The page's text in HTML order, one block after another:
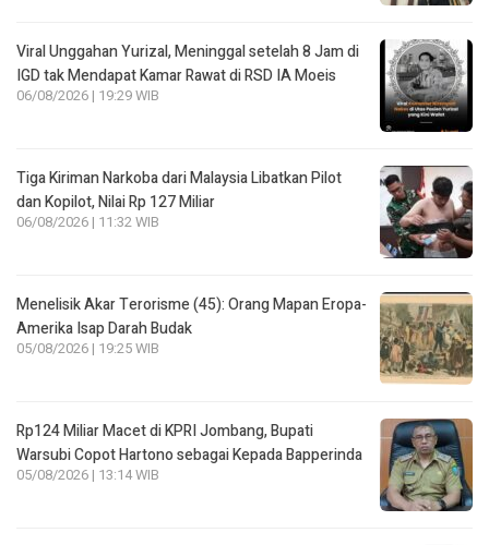
Viral Unggahan Yurizal, Meninggal setelah 8 Jam di
IGD tak Mendapat Kamar Rawat di RSD IA Moeis
06/08/2026 | 19:29 WIB
Tiga Kiriman Narkoba dari Malaysia Libatkan Pilot
dan Kopilot, Nilai Rp 127 Miliar
06/08/2026 | 11:32 WIB
Menelisik Akar Terorisme (45): Orang Mapan Eropa-
Amerika Isap Darah Budak
05/08/2026 | 19:25 WIB
Rp124 Miliar Macet di KPRI Jombang, Bupati
Warsubi Copot Hartono sebagai Kepada Bapperinda
05/08/2026 | 13:14 WIB